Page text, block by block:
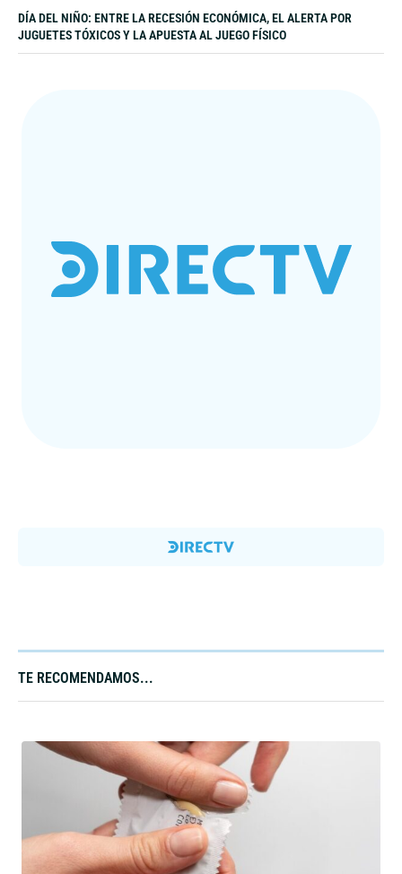
DÍA DEL NIÑO: ENTRE LA RECESIÓN ECONÓMICA, EL ALERTA POR
JUGUETES TÓXICOS Y LA APUESTA AL JUEGO FÍSICO
TE RECOMENDAMOS...